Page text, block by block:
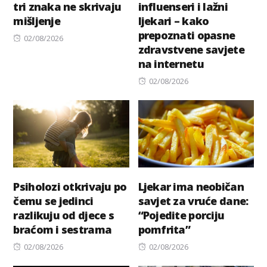
tri znaka ne skrivaju
mišljenje
Posted
02/08/2026
influenseri i lažni
ljekari – kako
prepoznati opasne
zdravstvene savjete
na internetu
Posted
02/08/2026
Psiholozi otkrivaju po
čemu se jedinci
razlikuju od djece s
braćom i sestrama
Posted
02/08/2026
Ljekar ima neobičan
savjet za vruće dane:
“Pojedite porciju
pomfrita”
Posted
02/08/2026